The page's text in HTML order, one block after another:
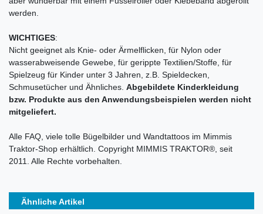
werden.
WICHTIGES:
Nicht geeignet als Knie- oder Ärmelflicken, für Nylon oder
wasserabweisende Gewebe, für gerippte Textilien/Stoffe, für
Spielzeug für Kinder unter 3 Jahren, z.B. Spieldecken,
Schmusetücher und Ähnliches. Abgebildete Kinderkleidung
bzw. Produkte aus den Anwendungsbeispielen werden nicht
mitgeliefert.
Alle FAQ, viele tolle Bügelbilder und Wandtattoos im Mimmis
Traktor-Shop erhältlich. Copyright MIMMIS TRAKTOR®, seit
2011. Alle Rechte vorbehalten.
Ähnliche Artikel